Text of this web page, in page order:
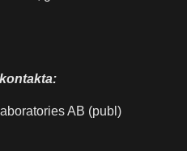
AB (publ)